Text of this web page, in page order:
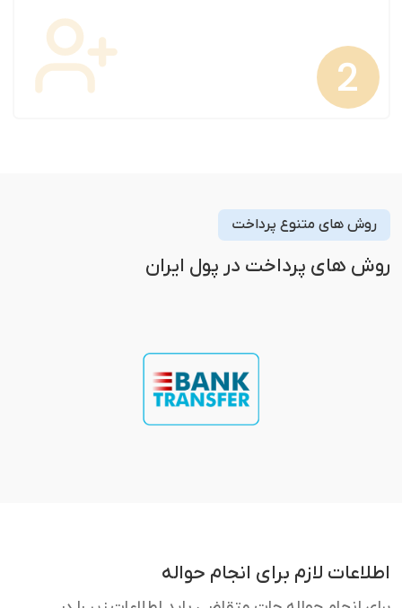
روش های متنوع پرداخت
روش های پرداخت در پول ایران
اطلاعات لازم برای انجام حواله